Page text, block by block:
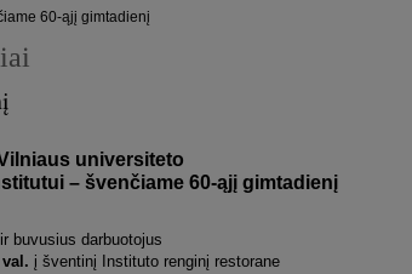
60-ąjį gimtadienį
universiteto
– švenčiame 60-ąjį gimtadienį
buvusius darbuotojus
į šventinį Instituto renginį restorane